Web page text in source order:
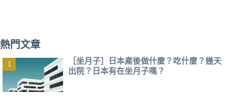
熱門文章
［坐月子］日本產後做什麼？吃什麼？幾天
出院？日本有在坐月子嗎？